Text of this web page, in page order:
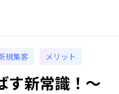
規集客 メリット
す新常識！〜